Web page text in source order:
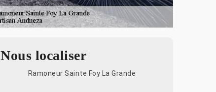
Nous localiser
Ramoneur Sainte Foy La Grande